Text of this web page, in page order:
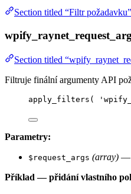
Section titled “Filtr požadavku”
Section titled
Filtruje finální argumenty API
apply_filters ( '
Parametry:
$request_args (array) —
Příklad — přidání vlastního